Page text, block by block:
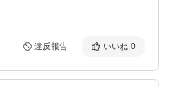
違反報告 いいね 0